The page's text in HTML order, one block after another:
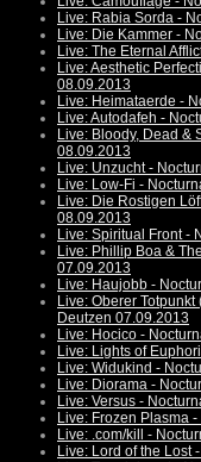
Live: Rabia Sorda -
Live: Die Kammer -
Live: The Eternal
Live: Aesthetic
08.09.2013
Live: Heimataerde -
Live: Autodafeh -
Live: Bloody, Dead &
08.09.2013
Live: Unzucht -
Live: Low-Fi -
Live: Die Rostigen
08.09.2013
Live: Spiritual Front -
Live: Phillip Boa &
07.09.2013
Live: Haujobb -
Live: Oberer
Deutzen 07.09.2013
Live: Hocico -
Live: Lights of
Live: Widukind -
Live: Diorama -
Live: Versus -
Live: Frozen Plasma
Live: .com/kill -
Live: Lord of the Lost